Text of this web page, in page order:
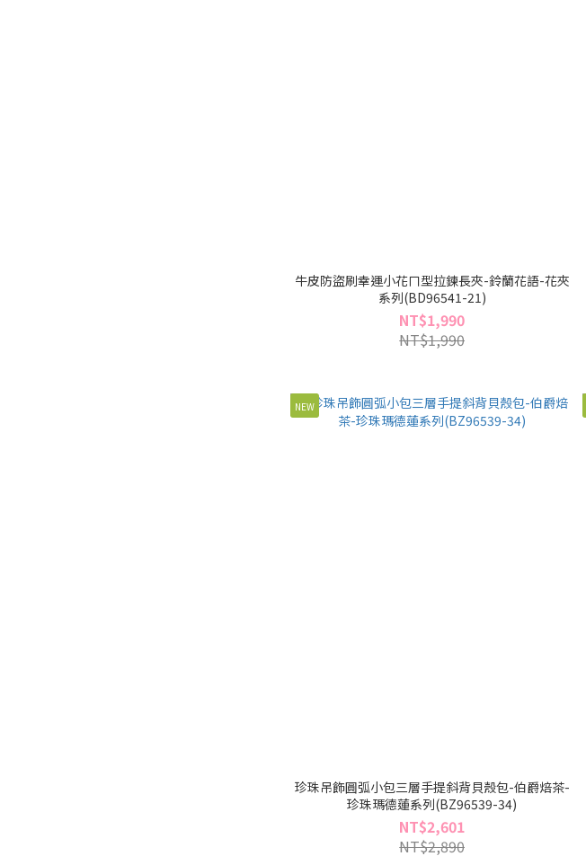
牛皮防盜刷幸運小花ㄇ型拉鍊長夾-鈴蘭花語-花夾
系列(BD96541-21)
NT$1,990
NT$1,990
NEW
珍珠吊飾圓弧小包三層手提斜背貝殼包-伯爵焙茶-
珍珠瑪德蓮系列(BZ96539-34)
NT$2,601
NT$2,890